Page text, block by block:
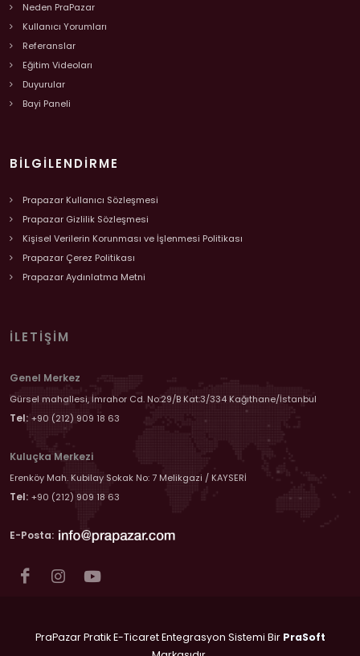
Neden PraPazar
Kullanıcı Yorumları
Referanslar
Eğitim Videoları
Duyurular
Bayi Paneli
BILGILENDIRME
Prapazar Kullanıcı Sözleşmesi
Prapazar Gizlilik Sözleşmesi
Kişisel Verilerin Korunması ve İşlenmesi Politikası
Prapazar Çerez Politikası
Prapazar Aydınlatma Metni
İLETIŞIM
Genel Merkez
Gürsel mahallesi, İmrahor Cd. No:29/B Kat:3/334 Kağıthane/İstanbul
Tel: +90 (212) 909 18 63
Kuluçka Merkezi
Erenköy Mah. Kubilay Sokak No: 7 Melikgazi / KAYSERİ
Tel: +90 (212) 909 18 63
E-Posta:
PraPazar Pratik E-Ticaret Entegrasyon Sistemi Bir PraSoft